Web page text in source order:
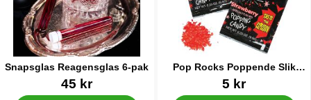
Snapsglas Reagensglas 6-pak
Varenr 8306845 kr
Pop Rocks Poppende Slik
Jordbær
Varenr 269945 kr